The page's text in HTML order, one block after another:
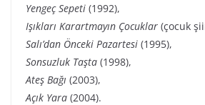
Yengeç Sepeti (1992),
Işıkları Karartmayın Çocuklar (çocuk
Salı’dan Önceki Pazartesi (1995),
Sonsuzluk Taşta (1998),
Ateş Bağı (2003),
Açık Yara (2004).